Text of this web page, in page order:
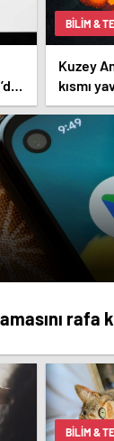
BILIM &
Kuzey
kısmı
rafa
BILIM &